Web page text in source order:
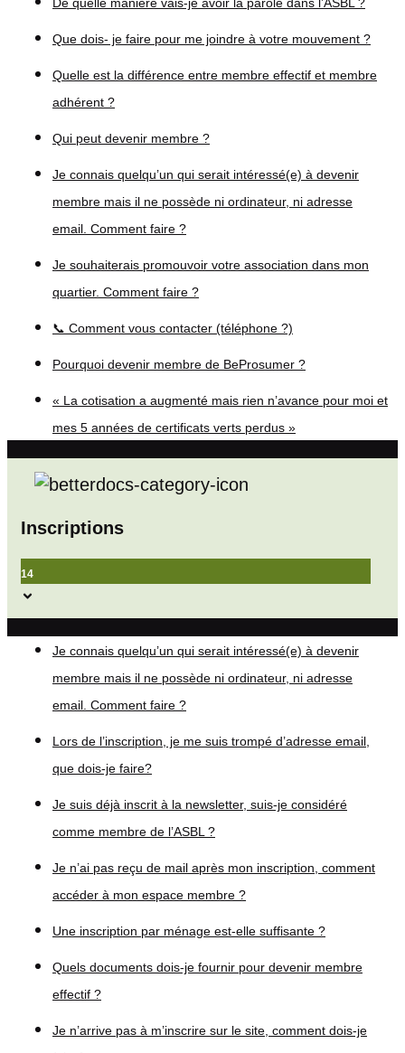
Que dois- je faire pour me joindre à votre mouvement ?
Quelle est la différence entre membre effectif et membre
adhérent ?
Qui peut devenir membre ?
Je connais quelqu’un qui serait intéressé(e) à devenir
membre mais il ne possède ni ordinateur, ni adresse
email. Comment faire ?
Je souhaiterais promouvoir votre association dans mon
quartier. Comment faire ?
📞 Comment vous contacter (téléphone ?)
Pourquoi devenir membre de BeProsumer ?
« La cotisation a augmenté mais rien n’avance pour moi et
mes 5 années de certificats verts perdus »
Inscriptions
14
Je connais quelqu’un qui serait intéressé(e) à devenir
membre mais il ne possède ni ordinateur, ni adresse
email. Comment faire ?
Lors de l’inscription, je me suis trompé d’adresse email,
que dois-je faire?
Je suis déjà inscrit à la newsletter, suis-je considéré
comme membre de l’ASBL ?
Je n’ai pas reçu de mail après mon inscription, comment
accéder à mon espace membre ?
Une inscription par ménage est-elle suffisante ?
Quels documents dois-je fournir pour devenir membre
effectif ?
Je n’arrive pas à m’inscrire sur le site, comment dois-je